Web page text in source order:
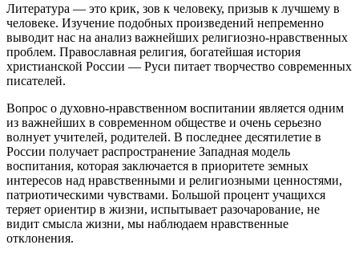
Литература — это крик, зов к человеку, призыв к лучшему в
человеке. Изучение подобных произведений непременно
выводит нас на анализ важнейших религиозно-нравственных
проблем. Православная религия, богатейшая история
христианской России — Руси питает творчество современных
писателей.
Вопрос о духовно-нравственном воспитании является одним
из важнейших в современном обществе и очень серьезно
волнует учителей, родителей. В последнее десятилетие в
России получает распространение Западная модель
воспитания, которая заключается в приоритете земных
интересов над нравственными и религиозными ценностями,
патриотическими чувствами. Большой процент учащихся
теряет ориентир в жизни, испытывает разочарование, не
видит смысла жизни, мы наблюдаем нравственные
отклонения.